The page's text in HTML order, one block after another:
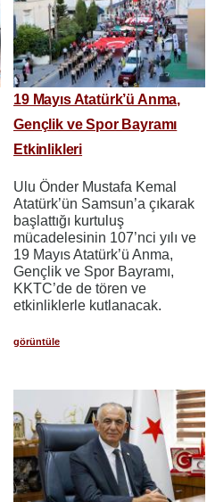
19 Mayıs Atatürk’ü Anma,
Gençlik ve Spor Bayramı
Etkinlikleri
Ulu Önder Mustafa Kemal
Atatürk’ün Samsun’a çıkarak
başlattığı kurtuluş
mücadelesinin 107’nci yılı ve
19 Mayıs Atatürk’ü Anma,
Gençlik ve Spor Bayramı,
KKTC’de de tören ve
etkinliklerle kutlanacak.
görüntüle